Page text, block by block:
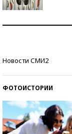
Новости СМИ2
ФОТОИСТОРИИ